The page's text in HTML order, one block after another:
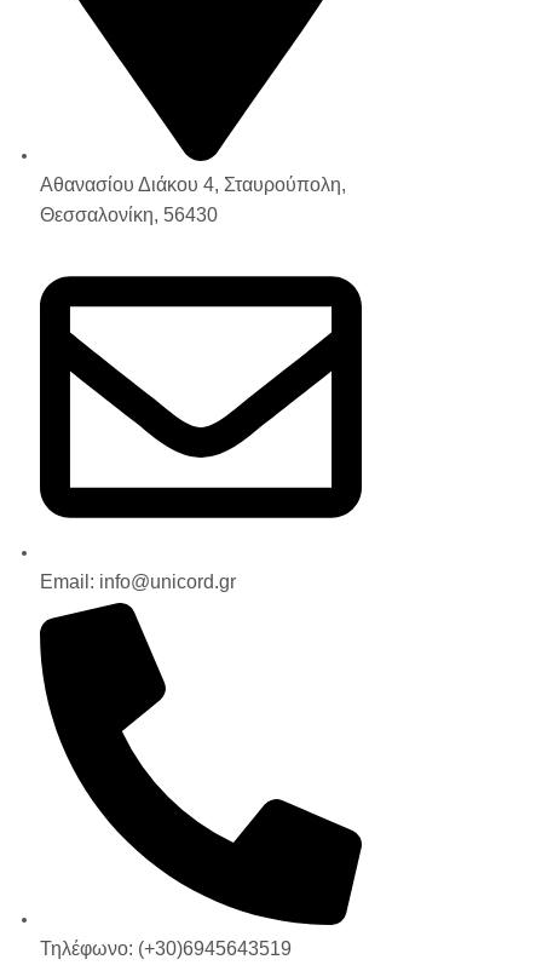
Αθανασίου Διάκου 4, Σταυρούπολη,
Θεσσαλονίκη, 56430
Email: info@unicord.gr
Τηλέφωνο: (+30)6945643519